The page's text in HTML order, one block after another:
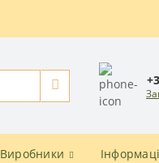
Виробники